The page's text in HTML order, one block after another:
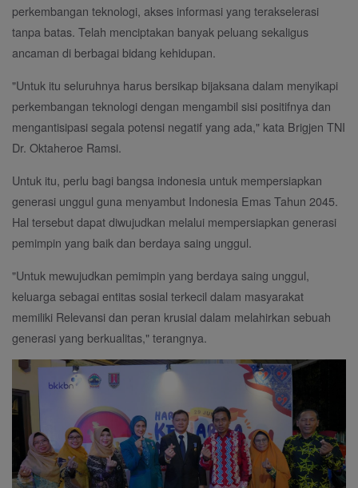
perkembangan teknologi, akses informasi yang terakselerasi
tanpa batas. Telah menciptakan banyak peluang sekaligus
ancaman di berbagai bidang kehidupan.
"Untuk itu seluruhnya harus bersikap bijaksana dalam menyikapi
perkembangan teknologi dengan mengambil sisi positifnya dan
mengantisipasi segala potensi negatif yang ada," kata Brigjen TNI
Dr. Oktaheroe Ramsi.
Untuk itu, perlu bagi bangsa indonesia untuk mempersiapkan
generasi unggul guna menyambut Indonesia Emas Tahun 2045.
Hal tersebut dapat diwujudkan melalui mempersiapkan generasi
pemimpin yang baik dan berdaya saing unggul.
"Untuk mewujudkan pemimpin yang berdaya saing unggul,
keluarga sebagai entitas sosial terkecil dalam masyarakat
memiliki Relevansi dan peran krusial dalam melahirkan sebuah
generasi yang berkualitas," terangnya.